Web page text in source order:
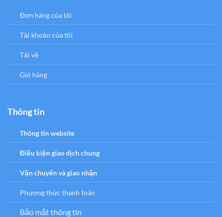
Đơn hàng của tôi
Tải khoản của tôi
Tải về
Giỏ hàng
Thông tin
Thông tin website
Điều kiện giao dịch chung
Vận chuyển và giao nhận
Phương thức thanh toán
Bảo mật thông tin